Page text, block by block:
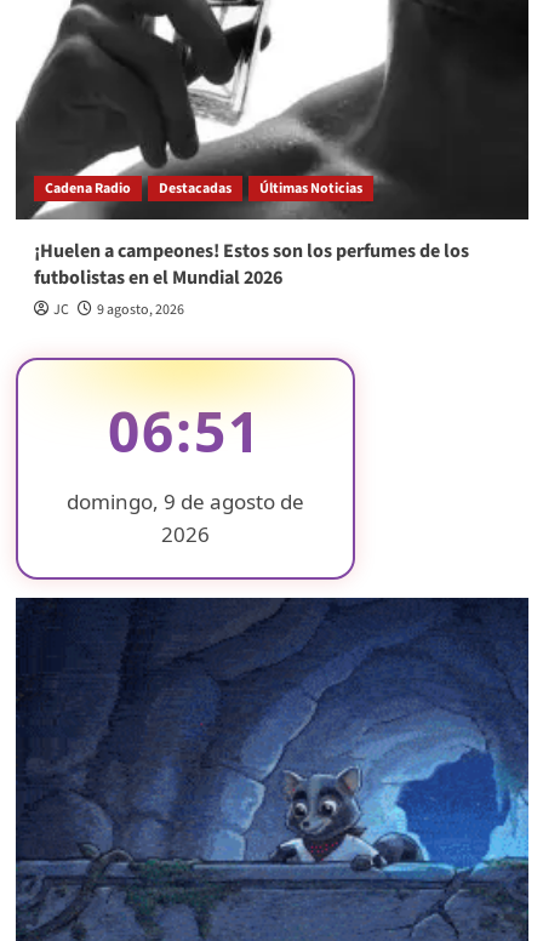
Cadena Radio Destacadas Últimas Noticias
¡Huelen a campeones! Estos son los perfumes de los
futbolistas en el Mundial 2026
JC 9 agosto, 2026
06:51
domingo, 9 de agosto de
2026
❄
❄